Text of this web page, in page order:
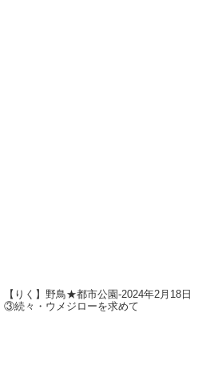
【りく】野鳥★都市公園-2024年2月18日
③続々・ウメジローを求めて